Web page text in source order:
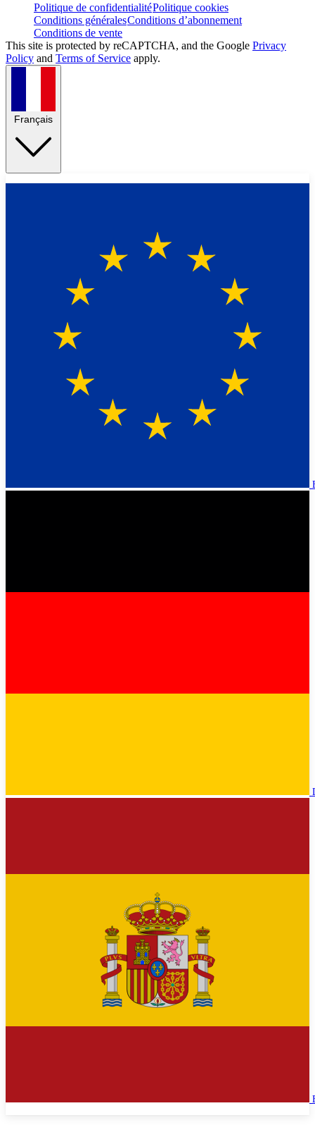
Politique de confidentialitéPolitique cookies
Conditions généralesConditions d’abonnement
Conditions de vente
This site is protected by reCAPTCHA, and the Google Privacy
Policy and Terms of Service apply.
Français